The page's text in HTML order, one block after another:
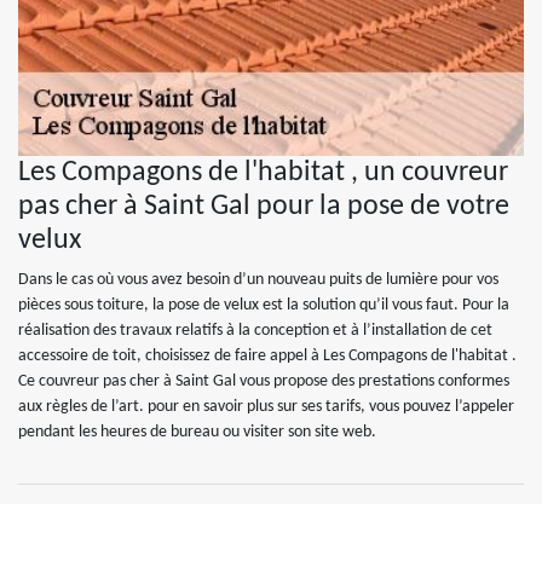
Les Compagons de l'habitat , un couvreur
pas cher à Saint Gal pour la pose de votre
velux
Dans le cas où vous avez besoin d’un nouveau puits de lumière pour vos
pièces sous toiture, la pose de velux est la solution qu’il vous faut. Pour la
réalisation des travaux relatifs à la conception et à l’installation de cet
accessoire de toit, choisissez de faire appel à Les Compagons de l'habitat .
Ce couvreur pas cher à Saint Gal vous propose des prestations conformes
aux règles de l’art. pour en savoir plus sur ses tarifs, vous pouvez l’appeler
pendant les heures de bureau ou visiter son site web.